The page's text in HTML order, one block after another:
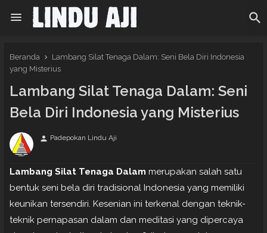
Beranda
Lambang Silat Tenaga Dalam: Seni Bela Diri Indonesia
yang Misterius
Lambang Silat Tenaga Dalam: Seni
Bela Diri Indonesia yang Misterius
person Padepokan Lindu Aji
Lambang Silat Tenaga Dalam merupakan salah satu
bentuk seni bela diri tradisional Indonesia yang memiliki
keunikan tersendiri. Kesenian ini terkenal dengan teknik-
teknik pernapasan dalam dan meditasi yang dipercaya